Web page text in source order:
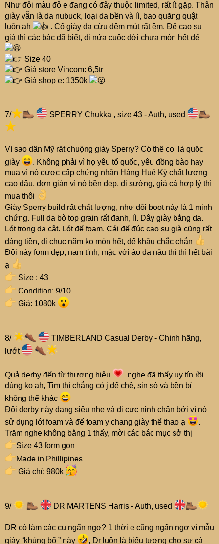
Như đôi màu đỏ e đang có đây thuộc limited, rất ít gặp. Thân
giày vẫn là da nubuck, loại da bền và lì, bao quăng quật
luôn ah
. Cổ giày da cừu đệm mút rất êm. Đế cao su
già thì các bác đã biết, đi nửa cuộc đời chưa mòn hết đế
Size 40
Giá store Vincom: 6,5tr
Giá shop e: 1350k
7/ SPERRY Chukka , size 43 - Auth, used
Vì sao dân Mỹ rất chuộng giày Sperry? Có thể coi là quốc
giày
. Không phải vì họ yêu tổ quốc, yêu đồng bào hay
mua vì nó được cấp chứng nhận Hàng Huê Kỳ chất lượng
cao đâu, đơn giản vì nó bền đẹp, đi sướng, giá cả hợp lý thì
mua thôi
Giày Sperry build rất chất lượng, như đôi boot này là 1 minh
chứng. Full da bò top grain rất đanh, lì. Dây giày bằng da.
Lót trong da cật. Lót đế foam. Cái đế đúc cao su già cũng rất
đáng tiền, đi chục năm ko mòn hết, đế khâu chắc chắn
Đôi này form đẹp, nam tính, mặc với áo da nâu thì thì hết bài
ạ
Size : 43
Condition: 9/10
Giá: 1080k
8/
TIMBERLAND Casual Derby - Chính hãng,
lướt
Quả derby đến từ thương hiệu
, nghe đã thấy uy tín rồi
đúng ko ah, Tim thì chẳng có j để chê, sịn sò và bền bỉ
không thể khác
Đôi derby này dạng siêu nhẹ và đi cực nịnh chân bởi vì nó
sử dụng lót foam và đế foam y chang giày thể thao ạ
.
Trăm nghe không bằng 1 thấy, mời các bác mục sở thị
Size 43 form gọn
Made in Phillipines
Giá chỉ: 980k
9/ DR.MARTENS Harris - Auth, used
DR có làm các cụ ngẩn ngơ? 1 thời e cũng ngẩn ngơ vì mẫu
giày “khủng bố ” này
, Dr luôn là biểu tượng cho sự cá